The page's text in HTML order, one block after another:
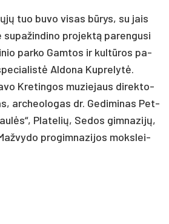
tuo bu­vo vi­sas bū­rys, su jais
pro­jek­tą pa­ren­gu­si
par­ko Gam­tos ir kul­tū­ros pa­
Al­do­na Kup­re­ly­tė.
Kre­tin­gos mu­zie­jaus di­rek­to­
ar­cheo­lo­gas dr. Ge­di­mi­nas Pet­
Pla­te­lių, Se­dos gim­na­zi­jų,
pro­gim­na­zi­jos moks­lei­